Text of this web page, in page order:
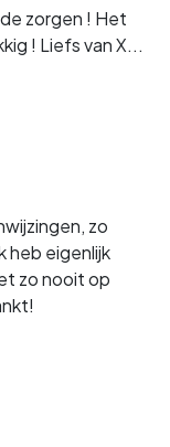
zorgen ! Het
! Liefs van X...
zo
heb eigenlijk
zo nooit op